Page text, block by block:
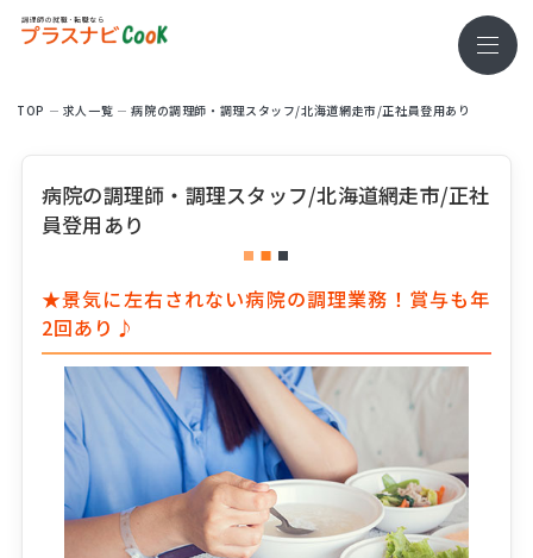
TOP 求⼈⼀覧 病院の調理師・調理スタッフ/北海道網走市/正社員登用あり
病院の調理師・調理スタッフ/北海道網走市/正社
員登用あり
★景気に左右されない病院の調理業務！賞与も年
2回あり♪